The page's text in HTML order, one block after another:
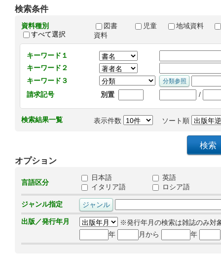
検索条件
資料種別
すべて選択
図書 児童
地域資料
資料
キーワード１
キーワード２
キーワード３
請求記号
別置 /
検索結果一覧 表示件数 ソート順
オプション
言語区分
日本語
英語
イタリア語
ロシア語
ジャンル指定
出版／発行年月
※発行年月の検索は雑誌のみ対
年
月から 年